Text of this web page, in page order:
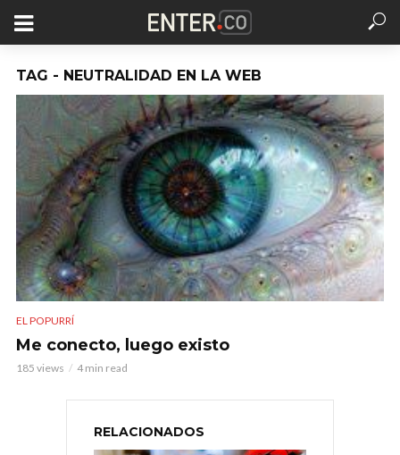
TAG - NEUTRALIDAD EN LA WEB
EL POPURRÍ
Me conecto, luego existo
185 views 4 min read
RELACIONADOS